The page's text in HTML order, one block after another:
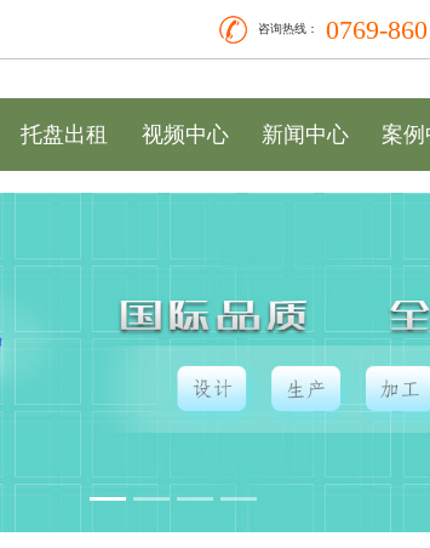
咨询热线： 0769-
托盘出租 视频中心 新闻中心 案